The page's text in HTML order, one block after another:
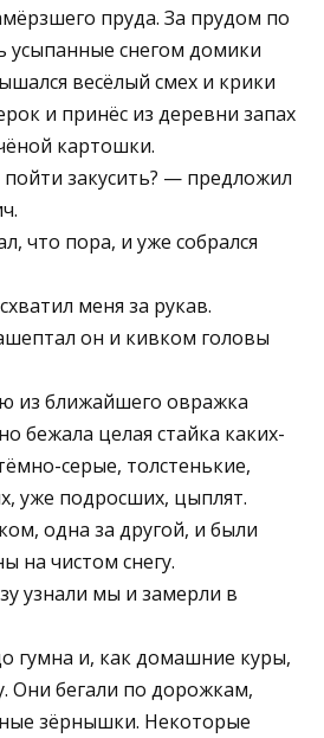
пруда. За прудом по
усыпанные снегом домики
весёлый смех и крики
и принёс из деревни запах
картошки.
закусить? — предложил
что пора, и уже собрался
меня за рукав.
он и кивком головы
из ближайшего овражка
бежала целая стайка каких-
серые, толстенькие,
уже подросших, цыплят.
одна за другой, и были
на чистом снегу.
узнали мы и замерли в
гумна и, как домашние куры,
Они бегали по дорожкам,
зёрнышки. Некоторые